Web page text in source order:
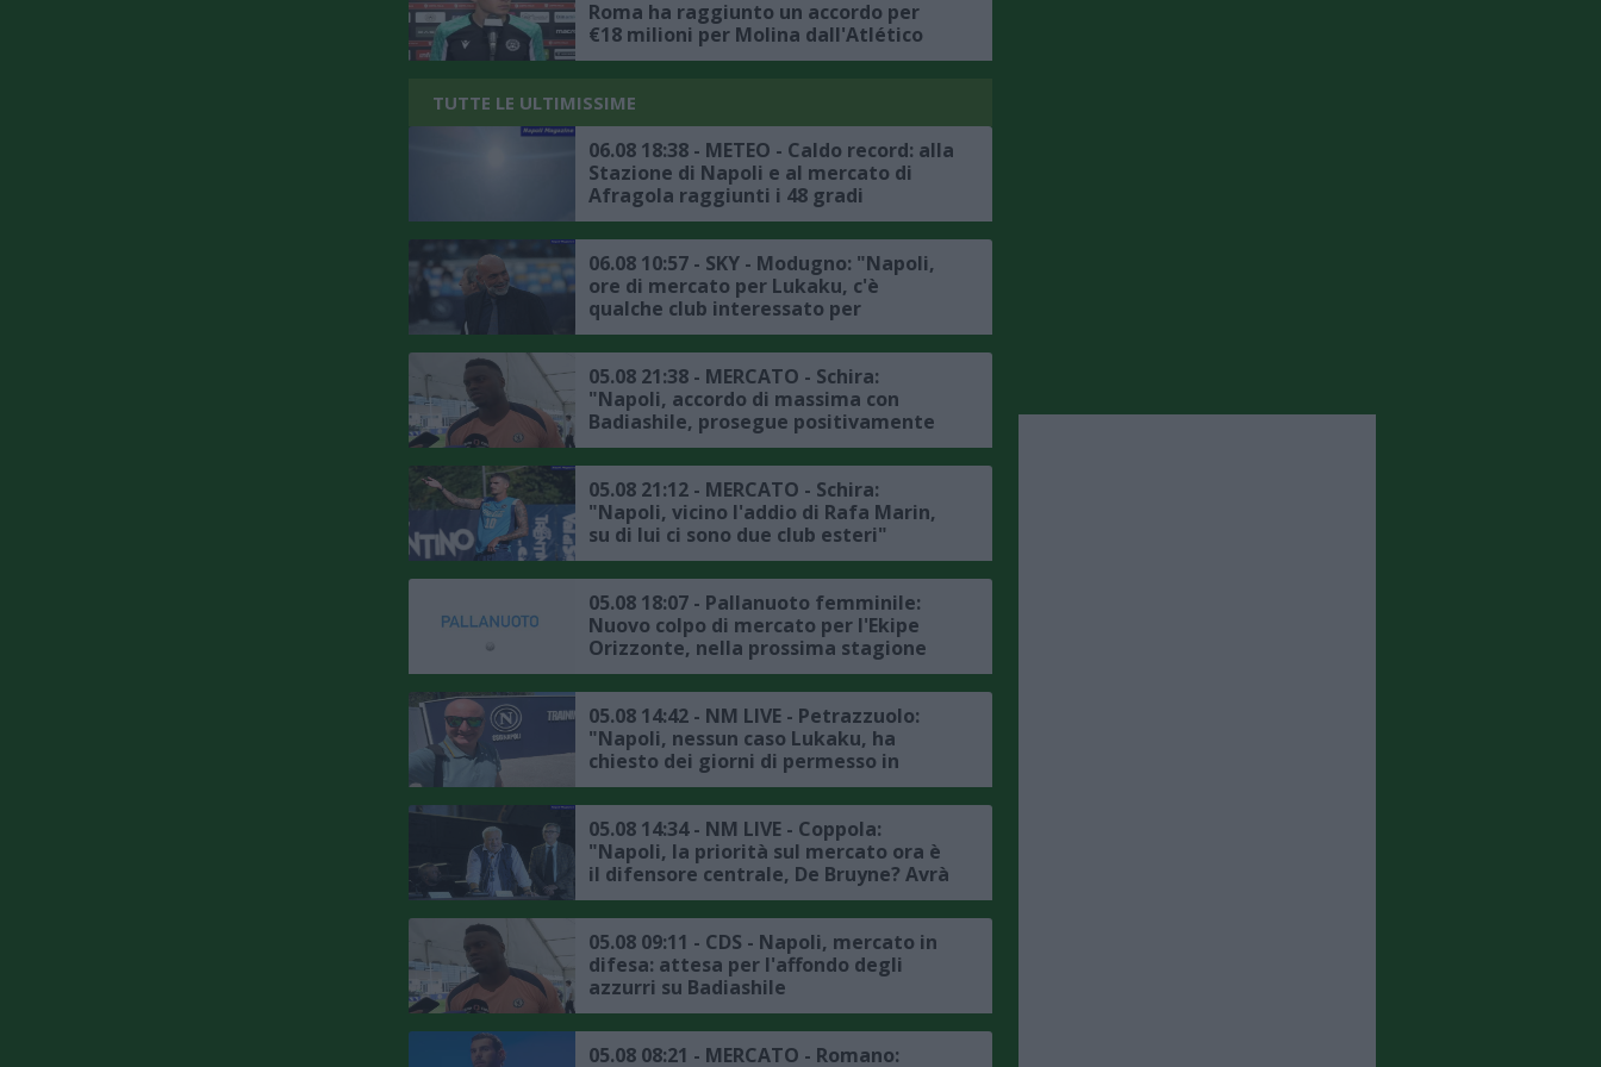
Roma ha raggiunto un accordo per
€18 milioni per Molina dall'Atlético
Madrid"
TUTTE LE ULTIMISSIME
06.08 18:38 - METEO - Caldo record: alla
Stazione di Napoli e al mercato di
Afragola raggiunti i 48 gradi
06.08 10:57 - SKY - Modugno: "Napoli,
ore di mercato per Lukaku, c'è
qualche club interessato per
l'attaccante belga, l'Atlanta non è in
pole"
05.08 21:38 - MERCATO - Schira:
"Napoli, accordo di massima con
Badiashile, prosegue positivamente
la trattativa con il Chelsea, ecco i
dettagli"
05.08 21:12 - MERCATO - Schira:
"Napoli, vicino l'addio di Rafa Marin,
su di lui ci sono due club esteri"
05.08 18:07 - Pallanuoto femminile:
Nuovo colpo di mercato per l'Ekipe
Orizzonte, nella prossima stagione
Lavinia Papi indosserà la calottina
rossazzurra
05.08 14:42 - NM LIVE - Petrazzuolo:
"Napoli, nessun caso Lukaku, ha
chiesto dei giorni di permesso in
accordo con la società, il punto sul
mercato"
05.08 14:34 - NM LIVE - Coppola:
"Napoli, la priorità sul mercato ora è
il difensore centrale, De Bruyne? Avrà
avuto delle rassicurazioni da Allegri"
05.08 09:11 - CDS - Napoli, mercato in
difesa: attesa per l'affondo degli
azzurri su Badiashile
05.08 08:21 - MERCATO - Romano: